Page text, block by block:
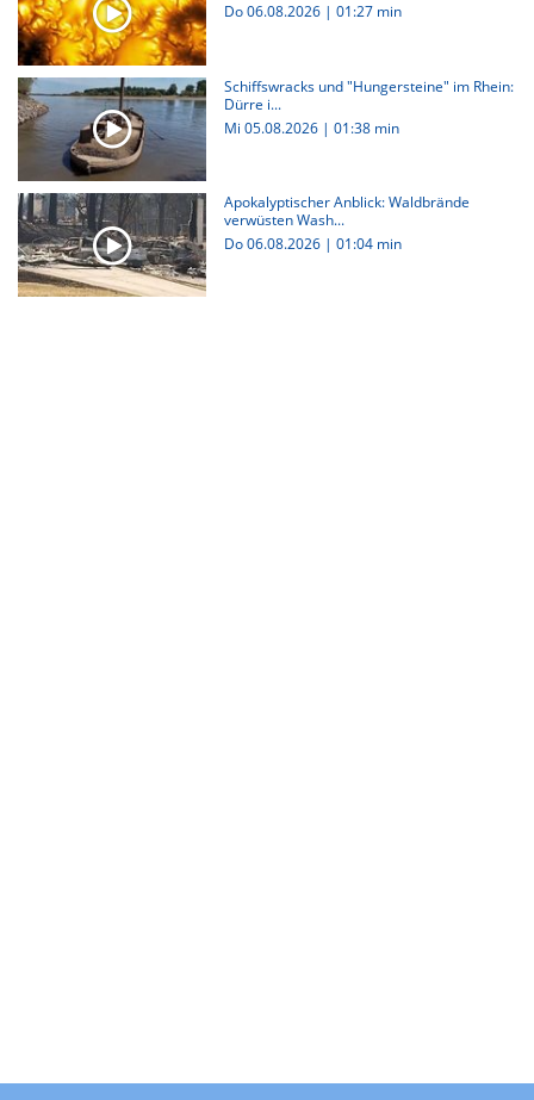
Do 06.08.2026 | 01:27 min
Schiffswracks und "Hungersteine" im Rhein:
Dürre i...
Mi 05.08.2026 | 01:38 min
Apokalyptischer Anblick: Waldbrände
verwüsten Wash...
Do 06.08.2026 | 01:04 min